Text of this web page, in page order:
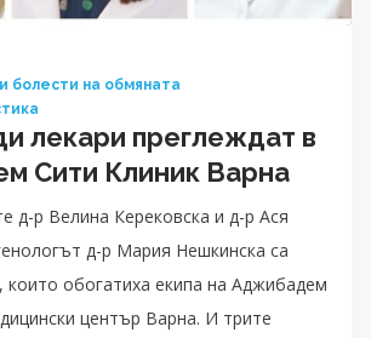
болести на обмяната
лекари преглеждат в
Сити Клиник Варна
д-р Велина Керековска и д-р Ася
д-р Мария Нешкинска са
които обогатиха екипа на Аджибадем
център Варна. И трите